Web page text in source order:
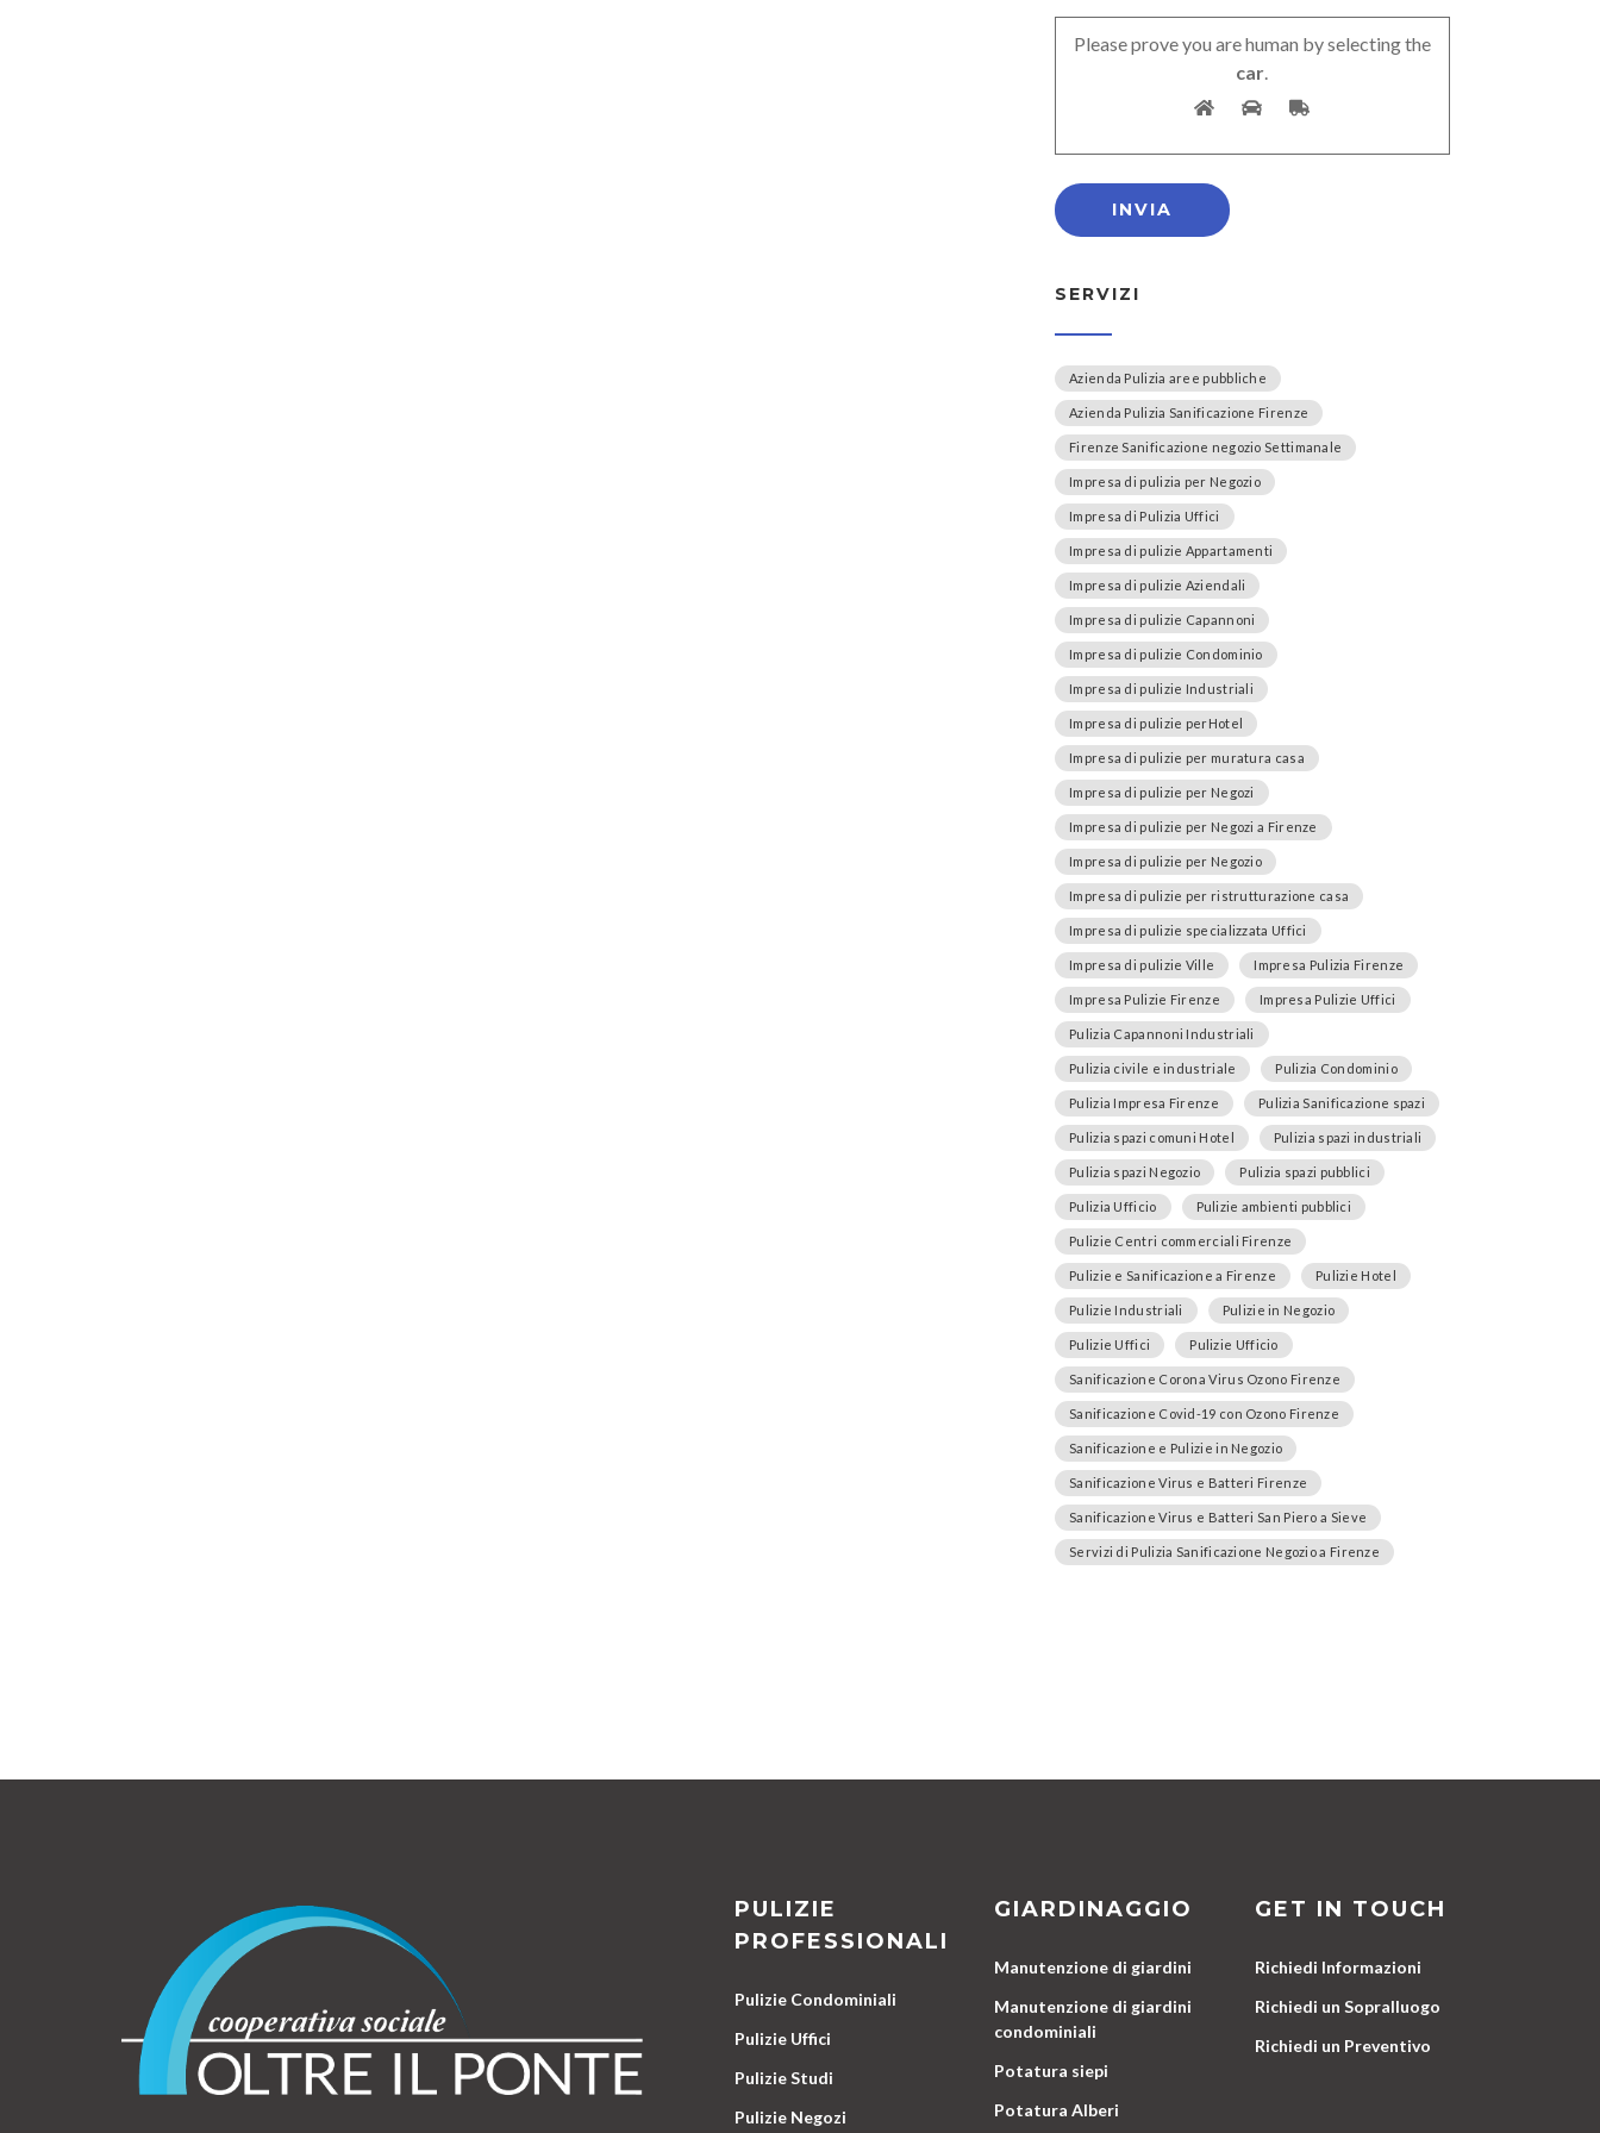
Please prove you are human by selecting the
car.
SERVIZI
Azienda Pulizia aree pubbliche
Azienda Pulizia Sanificazione Firenze
Firenze Sanificazione negozio Settimanale
Impresa di pulizia per Negozio
Impresa di Pulizia Uffici
Impresa di pulizie Appartamenti
Impresa di pulizie Aziendali
Impresa di pulizie Capannoni
Impresa di pulizie Condominio
Impresa di pulizie Industriali
Impresa di pulizie perHotel
Impresa di pulizie per muratura casa
Impresa di pulizie per Negozi
Impresa di pulizie per Negozi a Firenze
Impresa di pulizie per Negozio
Impresa di pulizie per ristrutturazione casa
Impresa di pulizie specializzata Uffici
Impresa di pulizie Ville Impresa Pulizia Firenze
Impresa Pulizie Firenze Impresa Pulizie Uffici
Pulizia Capannoni Industriali
Pulizia civile e industriale Pulizia Condominio
Pulizia Impresa Firenze Pulizia Sanificazione spazi
Pulizia spazi comuni Hotel Pulizia spazi industriali
Pulizia spazi Negozio Pulizia spazi pubblici
Pulizia Ufficio Pulizie ambienti pubblici
Pulizie Centri commerciali Firenze
Pulizie e Sanificazione a Firenze Pulizie Hotel
Pulizie Industriali Pulizie in Negozio
Pulizie Uffici Pulizie Ufficio
Sanificazione Corona Virus Ozono Firenze
Sanificazione Covid-19 con Ozono Firenze
Sanificazione e Pulizie in Negozio
Sanificazione Virus e Batteri Firenze
Sanificazione Virus e Batteri San Piero a Sieve
Servizi di Pulizia Sanificazione Negozio a Firenze
PULIZIE
PROFESSIONALI
Pulizie Condominiali
Pulizie Uffici
Pulizie Studi
Pulizie Negozi
GIARDINAGGIO
Manutenzione di giardini
Manutenzione di giardini
condominiali
Potatura siepi
Potatura Alberi
GET IN TOUCH
Richiedi Informazioni
Richiedi un Sopralluogo
Richiedi un Preventivo